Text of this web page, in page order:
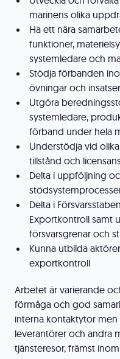
marinens olika
Ha ett nära
funktioner,
systemledare och
Stödja förbanden
övningar och insatser
Utgöra
systemledare,
förband under hela
Understödja vid
tillstånd och
Delta i uppföljning
Delta i
Exportkontroll samt
försvarsgrenar och
Kunna utbilda
exportkontroll
Arbetet är varierande
förmåga och god
interna kontaktytor
leverantörer och andra
tjänsteresor, främst